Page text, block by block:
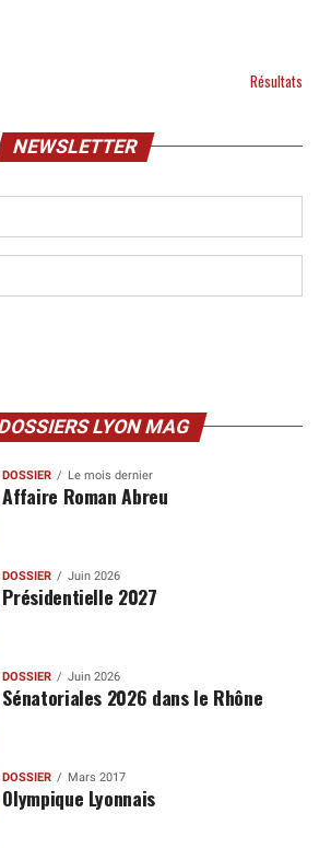
Résultats
NEWSLETTER
LYON MAG
DOSSIER Le mois dernier
Affaire Roman Abreu
DOSSIER Juin 2026
Présidentielle 2027
DOSSIER Juin 2026
Sénatoriales 2026 dans le Rhône
DOSSIER Mars 2017
Olympique Lyonnais